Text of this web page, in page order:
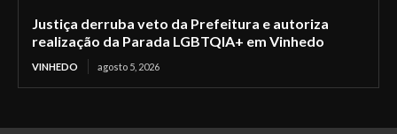
Justiça derruba veto da Prefeitura e autoriza
realização da Parada LGBTQIA+ em Vinhedo
VINHEDO agosto 5, 2026